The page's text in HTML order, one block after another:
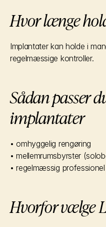
Hvor længe
Implantater kan holde i
regelmæssige kontroller.
Sådan passer
implantater
• omhyggelig rengøring
• mellemrumsbyrster
• regelmæssig
Hvorfor vælge